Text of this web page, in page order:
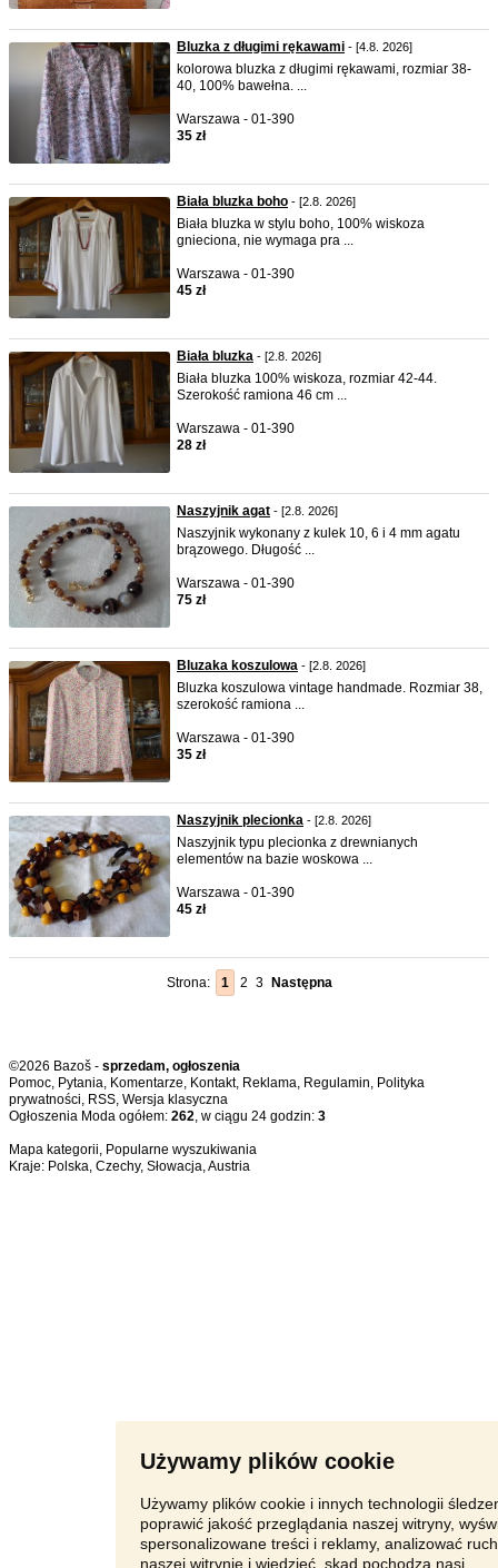
Używamy plików cookie
Używamy plików cookie i innych technologii
poprawić jakość przeglądania naszej witryny,
spersonalizowane treści i reklamy, analizować
naszej witrynie i wiedzieć, skąd pochodzą nasi
Bluzka z długimi rękawami - [4.8. 2026]
kolorowa bluzka z długimi rękawami, rozmiar 38-
40, 100% bawełna. ...
Warszawa - 01-390
35 zł
Biała bluzka boho - [2.8. 2026]
Biała bluzka w stylu boho, 100% wiskoza
gnieciona, nie wymaga pra ...
Warszawa - 01-390
45 zł
Biała bluzka - [2.8. 2026]
Biała bluzka 100% wiskoza, rozmiar 42-44.
Szerokość ramiona 46 cm ...
Warszawa - 01-390
28 zł
Naszyjnik agat - [2.8. 2026]
Naszyjnik wykonany z kulek 10, 6 i 4 mm agatu
brązowego. Długość ...
Warszawa - 01-390
75 zł
Bluzaka koszulowa - [2.8. 2026]
Bluzka koszulowa vintage handmade. Rozmiar 38,
szerokość ramiona ...
Warszawa - 01-390
35 zł
Naszyjnik plecionka - [2.8. 2026]
Naszyjnik typu plecionka z drewnianych
elementów na bazie woskowa ...
Warszawa - 01-390
45 zł
Strona: 1 2 3 Następna
©2026 Bazoš - sprzedam, ogłoszenia
Pomoc, Pytania, Komentarze, Kontakt, Reklama, Regulamin, Polityka
prywatności, RSS,
Ogłoszenia Moda ogółem: 262, w ciągu 24 godzin: 3
Mapa kategorii, Popularne wyszukiwania
Kraje: Polska, Czechy, Słowacja,Austria